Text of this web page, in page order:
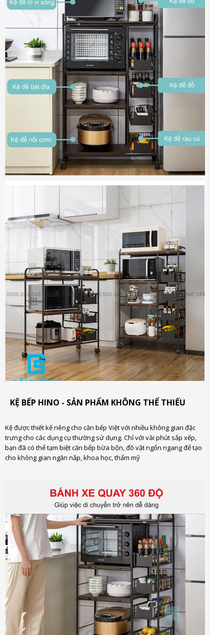
KỆ BẾP HINO - SẢN PHẨM KHÔNG THỂ THIẾU
Kệ được thiết kế riêng cho căn bếp Việt với nhiều không gian đặc
trưng cho các dụng cụ thường sử dụng. Chỉ với vài phút sắp xếp,
bạn đã có thể tạm biệt căn bếp bừa bộn, đồ vật ngổn ngang để tạo
cho không gian ngăn nắp, khoa học, thẩm mỹ